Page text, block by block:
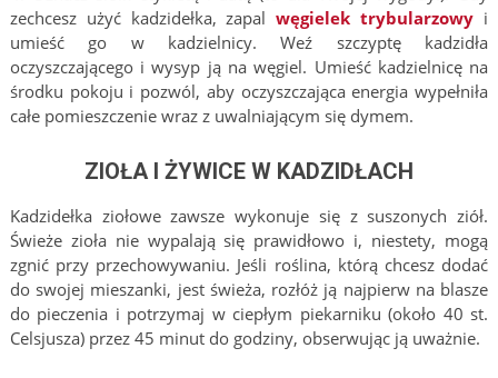
zechcesz użyć kadzidełka, zapalwęgielek trybularzowy i
umieść go w kadzielnicy. Weź szczyptę kadzidła
oczyszczającego i wysyp ją na węgiel. Umieść kadzielnicę na
środku pokoju i pozwól, aby oczyszczająca energia wypełniła
całe pomieszczenie wraz z uwalniającym się dymem.
ZIOŁA I ŻYWICE W KADZIDŁACH
Kadzidełka ziołowe zawsze wykonuje się z suszonych ziół.
Świeże zioła nie wypalają się prawidłowo i, niestety, mogą
zgnić przy przechowywaniu. Jeśli roślina, którą chcesz dodać
do swojej mieszanki, jest świeża, rozłóż ją najpierw na blasze
do pieczenia i potrzymaj w ciepłym piekarniku (około 40 st.
Celsjusza) przez 45 minut do godziny, obserwując ją uważnie.